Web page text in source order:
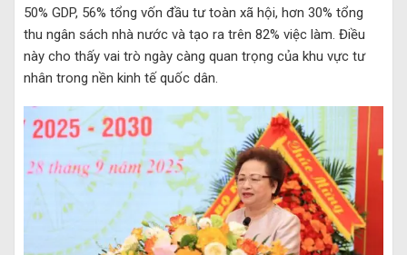
50% GDP, 56% tổng vốn đầu tư toàn xã hội, hơn 30% tổng
thu ngân sách nhà nước và tạo ra trên 82% việc làm. Điều
này cho thấy vai trò ngày càng quan trọng của khu vực tư
nhân trong nền kinh tế quốc dân.